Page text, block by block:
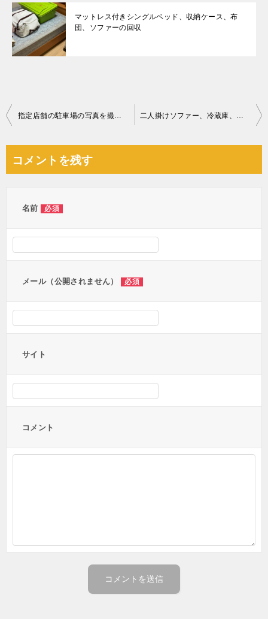
マットレス付きシングルベッド、収納ケース、布
団、ソファーの回収
投
ビ
指定店舗の駐車場の写真を撮ってメールで送付する作業ご依頼 二人掛けソファー、冷蔵庫、洗濯機、ハンガーラック、下駄箱等の回収
コメントを残す
名前 必須
メール（公開されません） 必須
サイト
コメント